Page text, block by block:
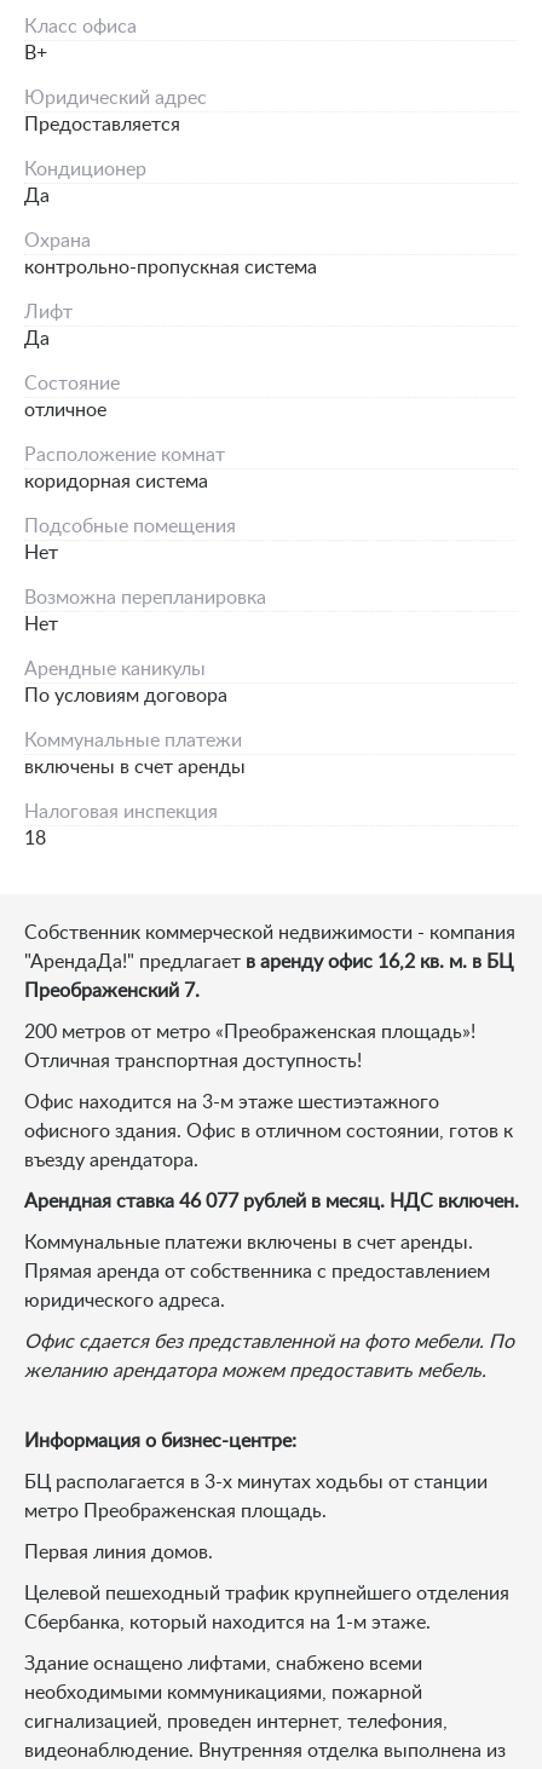
Класс офиса
B+
Юридический адрес
Предоставляется
Кондиционер
Да
Охрана
контрольно-пропускная система
Лифт
Да
Состояние
отличное
Расположение комнат
коридорная система
Подсобные помещения
Нет
Возможна перепланировка
Нет
Арендные каникулы
По условиям договора
Коммунальные платежи
включены в счет аренды
Налоговая инспекция
18
Собственник коммерческой недвижимости - компания
"АрендаДа!" предлагает в аренду офис 16,2 кв. м. в БЦ
Преображенский 7.
200 метров от метро «Преображенская площадь»!
Отличная транспортная доступность!
Офис находится на 3-м этаже шестиэтажного
офисного здания. Офис в отличном состоянии, готов к
въезду арендатора.
Арендная ставка 46 077 рублей в месяц. НДС включен.
Коммунальные платежи включены в счет аренды.
Прямая аренда от собственника с предоставлением
юридического адреса.
Офис сдается без представленной на фото мебели. По
желанию арендатора можем предоставить мебель.
Информация о бизнес-центре:
БЦ располагается в 3-х минутах ходьбы от станции
метро Преображенская площадь.
Первая линия домов.
Целевой пешеходный трафик крупнейшего отделения
Сбербанка, который находится на 1-м этаже.
Здание оснащено лифтами, снабжено всеми
необходимыми коммуникациями, пожарной
сигнализацией, проведен интернет, телефония,
видеонаблюдение. Внутренняя отделка выполнена из